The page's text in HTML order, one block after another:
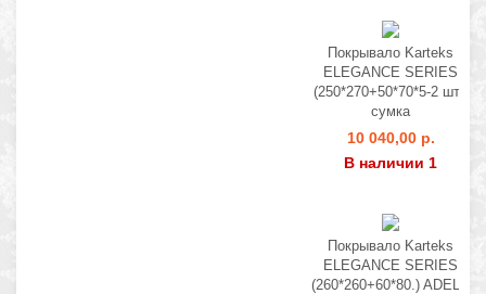
Покрывало Karteks
ELEGANCE SERIES
(250*270+50*70*5-2 шт.)
сумка
10 040,00 р.
В наличии 1
Покрывало Karteks
ELEGANCE SERIES
(260*260+60*80.) ADELA